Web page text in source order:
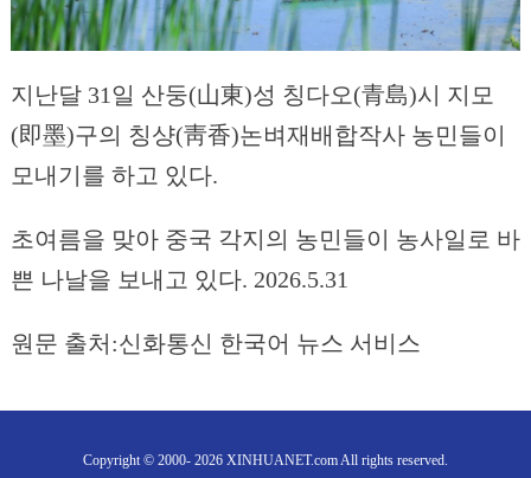
지난달 31일 산둥(山東)성 칭다오(青島)시 지모
(即墨)구의 칭샹(靑香)논벼재배합작사 농민들이
모내기를 하고 있다.
초여름을 맞아 중국 각지의 농민들이 농사일로 바
쁜 나날을 보내고 있다. 2026.5.31
원문 출처:신화통신 한국어 뉴스 서비스
Copyright © 2000- 2026 XINHUANET.com All rights reserved.